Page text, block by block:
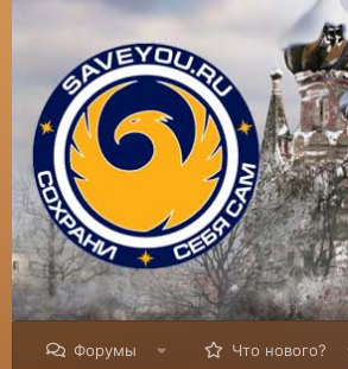
Форумы Что нового?